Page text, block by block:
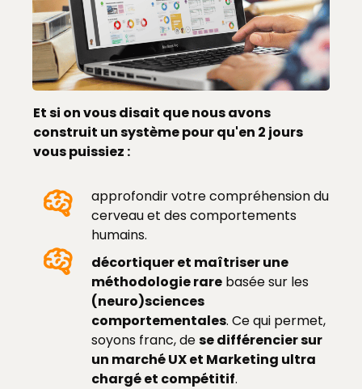
Et si on vous disait que nous avons
construit un système pour qu'en 2 jours
vous puissiez :
approfondir votrecompréhension du
cerveauet descomportements
humains.
décortiquer et maîtriser une
méthodologie rare basée sur les
(neuro)sciences
comportementales. Ce qui permet,
soyons franc, dese différencier sur
un marché UX et Marketing ultra
chargé et compétitif.